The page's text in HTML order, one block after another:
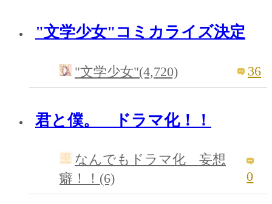
"文学少女"コミカライズ決定
"文学少女"(4,720) 36
君と僕。 ドラマ化！！
なんでもドラマ化 妄想
癖！！(6)
0